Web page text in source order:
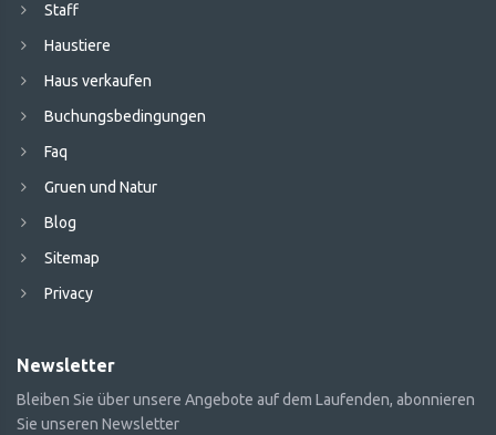
Staff
Haustiere
Haus verkaufen
Buchungsbedingungen
Faq
Gruen und Natur
Blog
Sitemap
Privacy
Newsletter
Bleiben Sie über unsere Angebote auf dem Laufenden, abonnieren
Sie unseren Newsletter